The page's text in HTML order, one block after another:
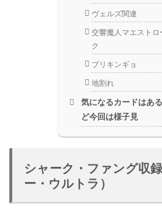
ヴェルズ関連
交響魔人マエストロ
ク
ブリキンギョ
地割れ
気になるカードはあ
ど今回は様子見
シャーク・ファング収
ー・ウルトラ）